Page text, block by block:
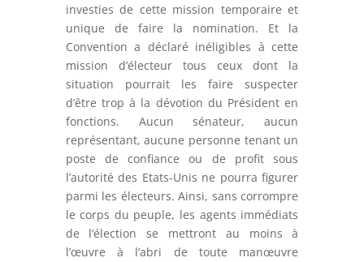
investies de cette mission temporaire et
unique de faire la nomination. Et la
Convention a déclaré inéligibles à cette
mission d’électeur tous ceux dont la
situation pourrait les faire suspecter
d’être trop à la dévotion du Président en
fonctions. Aucun sénateur, aucun
représentant, aucune personne tenant un
poste de confiance ou de profit sous
l’autorité des Etats-Unis ne pourra figurer
parmi les électeurs. Ainsi, sans corrompre
le corps du peuple, les agents immédiats
de l’élection se mettront au moins à
l’œuvre à l’abri de toute manœuvre